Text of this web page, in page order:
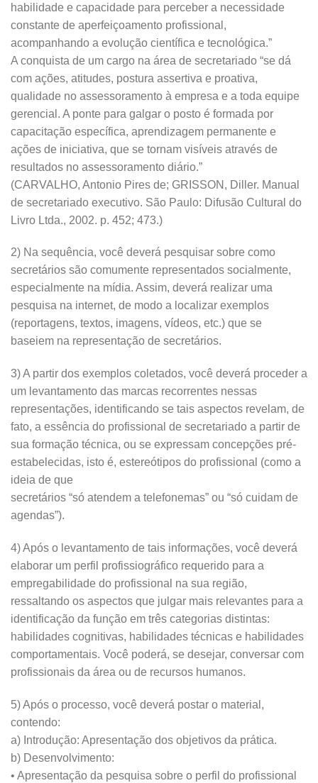
habilidade e capacidade para perceber a necessidade
constante de aperfeiçoamento profissional,
acompanhando a evolução científica e tecnológica.”
A conquista de um cargo na área de secretariado “se dá
com ações, atitudes, postura assertiva e proativa,
qualidade no assessoramento à empresa e a toda equipe
gerencial. A ponte para galgar o posto é formada por
capacitação específica, aprendizagem permanente e
ações de iniciativa, que se tornam visíveis através de
resultados no assessoramento diário.”
(CARVALHO, Antonio Pires de; GRISSON, Diller. Manual
de secretariado executivo. São Paulo: Difusão Cultural do
Livro Ltda., 2002. p. 452; 473.)
2) Na sequência, você deverá pesquisar sobre como
secretários são comumente representados socialmente,
especialmente na mídia. Assim, deverá realizar uma
pesquisa na internet, de modo a localizar exemplos
(reportagens, textos, imagens, vídeos, etc.) que se
baseiem na representação de secretários.
3) A partir dos exemplos coletados, você deverá proceder a
um levantamento das marcas recorrentes nessas
representações, identificando se tais aspectos revelam, de
fato, a essência do profissional de secretariado a partir de
sua formação técnica, ou se expressam concepções pré-
estabelecidas, isto é, estereótipos do profissional (como a
ideia de que
secretários “só atendem a telefonemas” ou “só cuidam de
agendas”).
4) Após o levantamento de tais informações, você deverá
elaborar um perfil profissiográfico requerido para a
empregabilidade do profissional na sua região,
ressaltando os aspectos que julgar mais relevantes para a
identificação da função em três categorias distintas:
habilidades cognitivas, habilidades técnicas e habilidades
comportamentais. Você poderá, se desejar, conversar com
profissionais da área ou de recursos humanos.
5) Após o processo, você deverá postar o material,
contendo:
a) Introdução: Apresentação dos objetivos da prática.
b) Desenvolvimento:
• Apresentação da pesquisa sobre o perfil do profissional